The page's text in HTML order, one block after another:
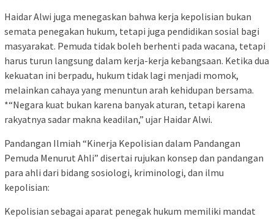
Haidar Alwi juga menegaskan bahwa kerja kepolisian bukan
semata penegakan hukum, tetapi juga pendidikan sosial bagi
masyarakat. Pemuda tidak boleh berhenti pada wacana, tetapi
harus turun langsung dalam kerja-kerja kebangsaan. Ketika dua
kekuatan ini berpadu, hukum tidak lagi menjadi momok,
melainkan cahaya yang menuntun arah kehidupan bersama.
*“Negara kuat bukan karena banyak aturan, tetapi karena
rakyatnya sadar makna keadilan,” ujar Haidar Alwi.
Pandangan Ilmiah “Kinerja Kepolisian dalam Pandangan
Pemuda Menurut Ahli” disertai rujukan konsep dan pandangan
para ahli dari bidang sosiologi, kriminologi, dan ilmu
kepolisian:
Kepolisian sebagai aparat penegak hukum memiliki mandat